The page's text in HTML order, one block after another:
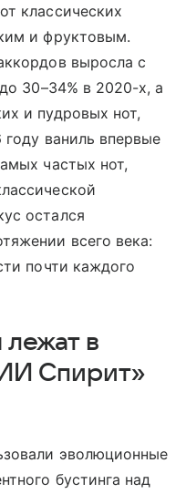
классических
и фруктовым.
выросла с
30–34% в 2020-х, а
и пудровых нот,
году ваниль впервые
частых нот,
остался
всего века:
почти каждого
лежат в
Спирит»
эволюционные
бустинга над